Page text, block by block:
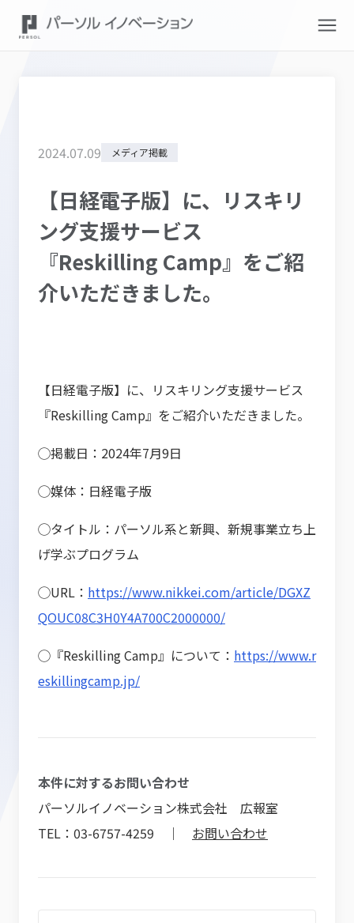
2024.07.09 メディア掲載
【日経電子版】に、リスキリ
ング支援サービス
『Reskilling Camp』をご紹
介いただきました。
【日経電子版】に、リスキリング支援サービス
『Reskilling Camp』をご紹介いただきました。
◯掲載日：2024年7月9日
◯媒体：日経電子版
◯タイトル：パーソル系と新興、新規事業立ち上
げ学ぶプログラム
◯URL： https://www.nikkei.com/article/DGXZ
QOUC08C3H0Y4A700C2000000/
◯『Reskilling Camp』について： https://www.r
eskillingcamp.jp/
本件に対するお問い合わせ
パーソルイノベーション株式会社 広報室
TEL：03-6757-4259 ｜ お問い合わせ